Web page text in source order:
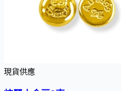
現貨供應